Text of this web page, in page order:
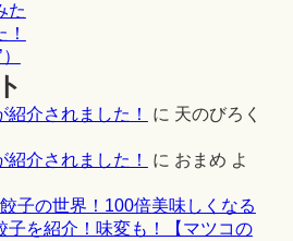
た
介されました！ に 天のびろく
介されました！
に おまめ よ
子の世界！100倍美味しくなる
子を紹介！味変も！【マツコの